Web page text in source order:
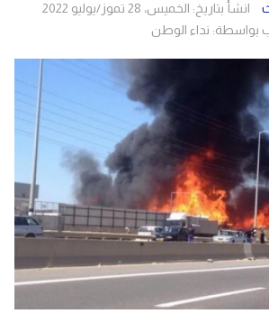
انشأ بتاريخ: الخميس، 28 تموز/يوليو 2022
بواسطة: نداء الوطن